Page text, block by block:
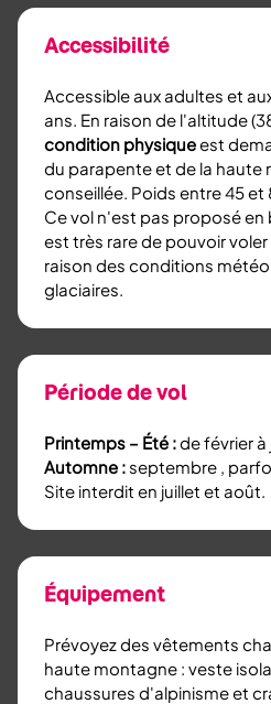
Accessibilité
Accessible aux adultes et
ans. En raison de l'altitude
condition physiqueest
du parapente et de la haute
conseillée. Poids entre 45 et
Ce vol n'est pas proposé en
est très rare de pouvoir voler
raison des conditions
glaciaires.
Période de vol
Printemps – Été :de février à
Automne : septembre ,
Site interdit en juillet et août.
Équipement
Prévoyez des vêtements
haute montagne : veste
chaussures d'alpinisme et